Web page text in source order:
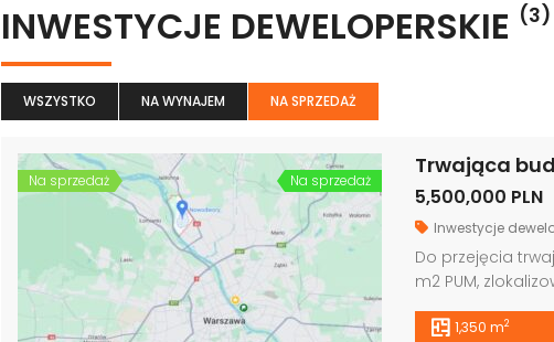
INWESTYCJE DEWELOPERSKIE (3)
WSZYSTKO NA WYNAJEM NA SPRZEDAŻ
Na sprzedaż Na sprzedaż
Trwająca
5,500,000 PLN
Inwestycje
Do przejęcia
m2 PUM,
zabudowy, w
punkcie
1,350 m2